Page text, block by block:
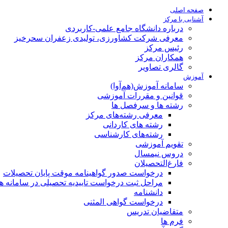
صفحه اصلی
آشنایی با مرکز
درباره دانشگاه جامع علمی-کاربردی
معرفی شرکت کشاورزی، تولیدی زعفران سحرخیز
رئیس مرکز
همکاران مرکز
گالری تصاویر
آموزش
سامانه آموزش(هم‌آوا)
قوانین و مقررات آموزشی
رشته ها و سرفصل ها
معرفی رشته‌های مرکز
رشته های کاردانی
رشته‌های کارشناسی
تقویم آموزشی
دروس نیمسال
فارغ‌التحصیلان
درخواست صدور گواهینامه موقت پایان تحصیلات
مراحل ثبت درخواست تاییدیه تحصیلی در سامانه
دانشنامه
درخواست گواهی المثنی
متقاضیان تدریس
فرم ها